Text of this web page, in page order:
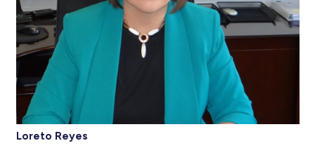
Loreto Reyes